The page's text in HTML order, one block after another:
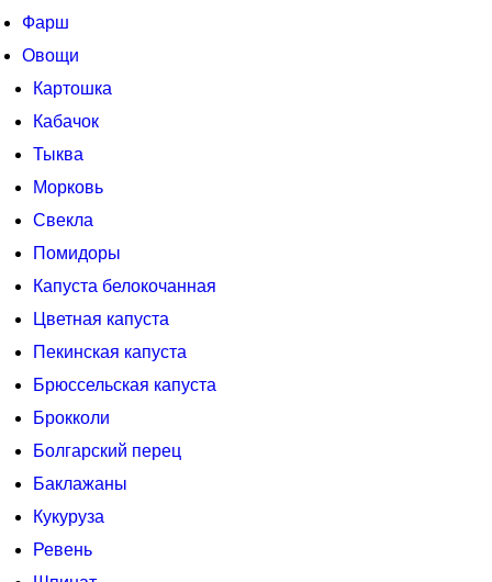
Фарш
Овощи
Картошка
Кабачок
Тыква
Морковь
Свекла
Помидоры
Капуста белокочанная
Цветная капуста
Пекинская капуста
Брюссельская капуста
Брокколи
Болгарский перец
Баклажаны
Кукуруза
Ревень